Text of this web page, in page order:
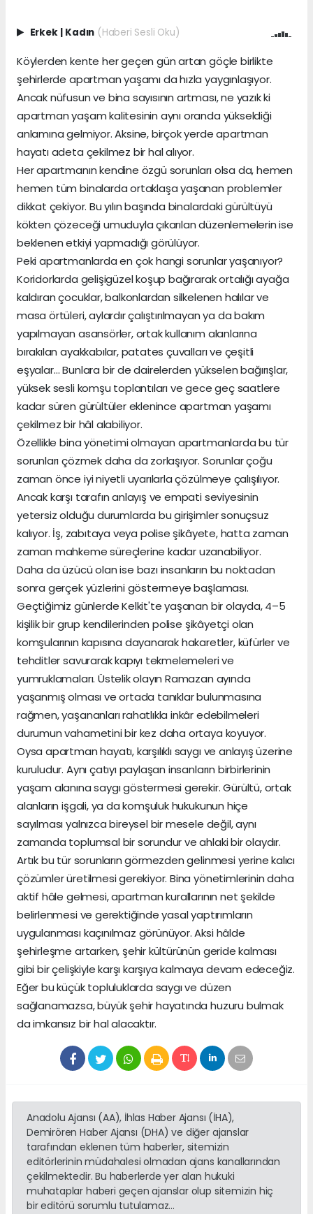
Erkek Kadın (Haberi Sesli Oku)
Köylerden kente her geçen gün artan göçle birlikte
şehirlerde apartman yaşamı da hızla yaygınlaşıyor.
Ancak nüfusun ve bina sayısının artması, ne yazık ki
apartman yaşam kalitesinin aynı oranda yükseldiği
anlamına gelmiyor. Aksine, birçok yerde apartman
hayatı adeta çekilmez bir hal alıyor.
Her apartmanın kendine özgü sorunları olsa da, hemen
hemen tüm binalarda ortaklaşa yaşanan problemler
dikkat çekiyor. Bu yılın başında binalardaki gürültüyü
kökten çözeceği umuduyla çıkarılan düzenlemelerin ise
beklenen etkiyi yapmadığı görülüyor.
Peki apartmanlarda en çok hangi sorunlar yaşanıyor?
Koridorlarda gelişigüzel koşup bağırarak ortalığı ayağa
kaldıran çocuklar, balkonlardan silkelenen halılar ve
masa örtüleri, aylardır çalıştırılmayan ya da bakım
yapılmayan asansörler, ortak kullanım alanlarına
bırakılan ayakkabılar, patates çuvalları ve çeşitli
eşyalar… Bunlara bir de dairelerden yükselen bağırışlar,
yüksek sesli komşu toplantıları ve gece geç saatlere
kadar süren gürültüler eklenince apartman yaşamı
çekilmez bir hâl alabiliyor.
Özellikle bina yönetimi olmayan apartmanlarda bu tür
sorunları çözmek daha da zorlaşıyor. Sorunlar çoğu
zaman önce iyi niyetli uyarılarla çözülmeye çalışılıyor.
Ancak karşı tarafın anlayış ve empati seviyesinin
yetersiz olduğu durumlarda bu girişimler sonuçsuz
kalıyor. İş, zabıtaya veya polise şikâyete, hatta zaman
zaman mahkeme süreçlerine kadar uzanabiliyor.
Daha da üzücü olan ise bazı insanların bu noktadan
sonra gerçek yüzlerini göstermeye başlaması.
Geçtiğimiz günlerde Kelkit'te yaşanan bir olayda, 4–5
kişilik bir grup kendilerinden polise şikâyetçi olan
komşularının kapısına dayanarak hakaretler, küfürler ve
tehditler savurarak kapıyı tekmelemeleri ve
yumruklamaları. Üstelik olayın Ramazan ayında
yaşanmış olması ve ortada tanıklar bulunmasına
rağmen, yaşananları rahatlıkla inkâr edebilmeleri
durumun vahametini bir kez daha ortaya koyuyor.
Oysa apartman hayatı, karşılıklı saygı ve anlayış üzerine
kuruludur. Aynı çatıyı paylaşan insanların birbirlerinin
yaşam alanına saygı göstermesi gerekir. Gürültü, ortak
alanların işgali, ya da komşuluk hukukunun hiçe
sayılması yalnızca bireysel bir mesele değil, aynı
zamanda toplumsal bir sorundur ve ahlaki bir olaydır.
Artık bu tür sorunların görmezden gelinmesi yerine kalıcı
çözümler üretilmesi gerekiyor. Bina yönetimlerinin daha
aktif hâle gelmesi, apartman kurallarının net şekilde
belirlenmesi ve gerektiğinde yasal yaptırımların
uygulanması kaçınılmaz görünüyor. Aksi hâlde
şehirleşme artarken, şehir kültürünün geride kalması
gibi bir çelişkiyle karşı karşıya kalmaya devam edeceğiz.
Eğer bu küçük topluluklarda saygı ve düzen
sağlanamazsa, büyük şehir hayatında huzuru bulmak
da imkansız bir hal alacaktır.
Anadolu Ajansı (AA), İhlas Haber Ajansı (İHA),
Demirören Haber Ajansı (DHA) ve diğer ajanslar
tarafından eklenen tüm haberler, sitemizin
editörlerinin müdahalesi olmadan ajans kanallarından
çekilmektedir. Bu haberlerde yer alan hukuki
muhataplar haberi geçen ajanslar olup sitemizin hiç
bir editörü sorumlu tutulamaz...